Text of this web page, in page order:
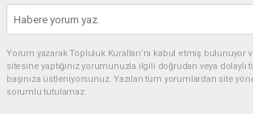
Yorum yazarak Topluluk Kuralları’nı kabul etmiş bulunuyor
sitesine yaptığınız yorumunuzla ilgili doğrudan veya
başınıza üstleniyorsunuz. Yazılan tüm yorumlardan site
sorumlu tutulamaz.